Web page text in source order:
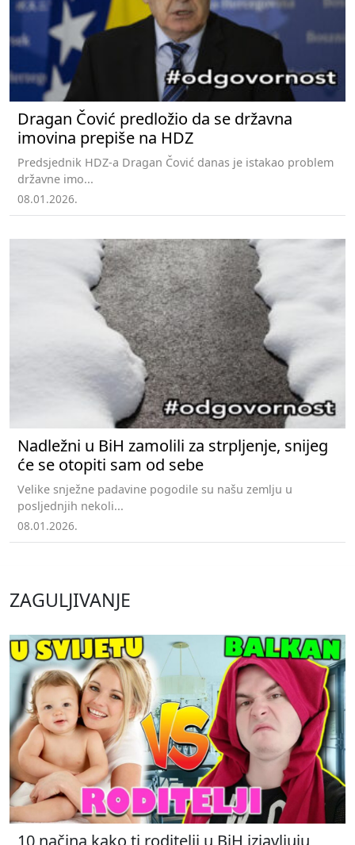
Dragan Čović predložio da se državna
imovina prepiše na HDZ
Predsjednik HDZ-a Dragan Čović danas je istakao problem
državne imo...
08.01.2026.
Nadležni u BiH zamolili za strpljenje, snijeg
će se otopiti sam od sebe
Velike snježne padavine pogodile su našu zemlju u
posljednjih nekoli...
08.01.2026.
ZAGULJIVANJE